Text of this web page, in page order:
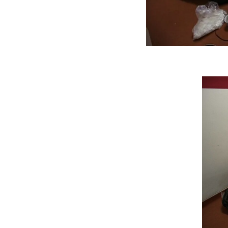
سریع‌تر، پنهان‌کارتر و
| پهپاد انتحاری